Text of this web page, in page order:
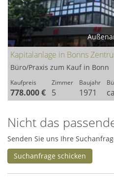
Büro/Praxis zum Kauf in Bonn
Kaufpreis
778.000 €
Zimmer
5
Baujahr
1971
Nicht das
Senden Sie uns Ihre
Suchanfrage schicken